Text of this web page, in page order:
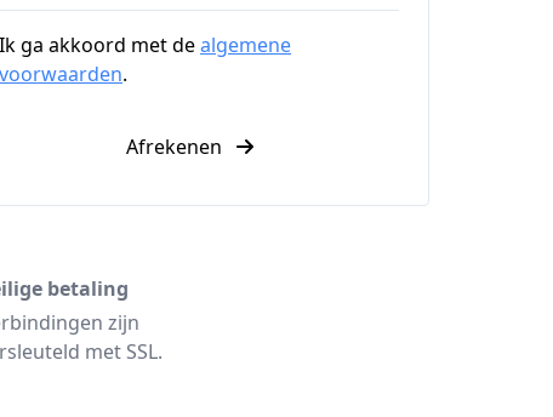
Ik ga akkoord met dealgemene
voorwaarden.
Afrekenen
betaling
zijn
met SSL.